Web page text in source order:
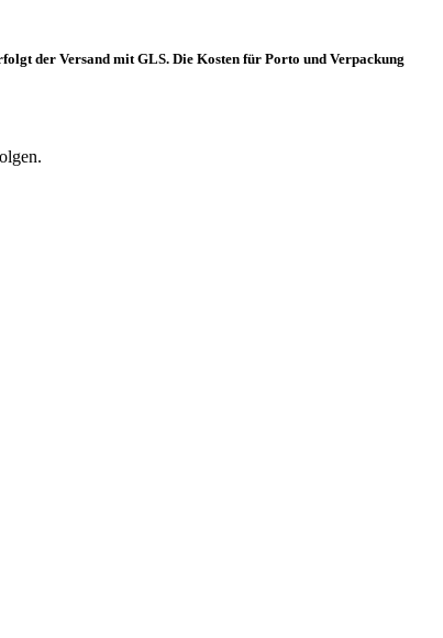
der Versand mit GLS. Die Kosten für Porto und Verpackung